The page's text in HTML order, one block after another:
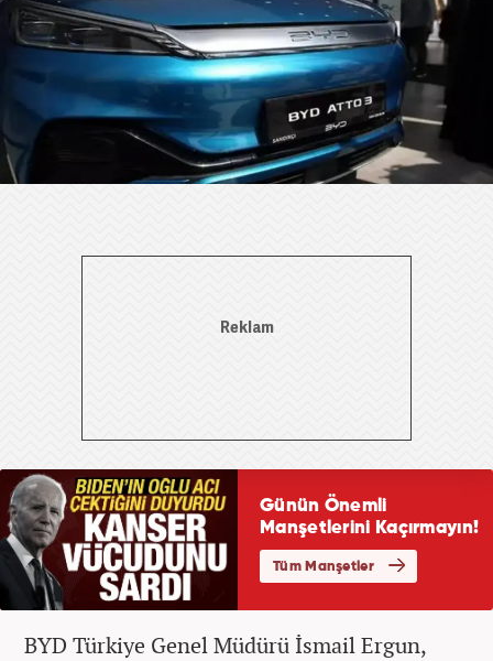
BYD Türkiye Genel Müdürü İsmail Ergun,